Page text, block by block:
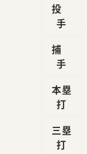
投
手
捕
手
本塁
打
三塁
打